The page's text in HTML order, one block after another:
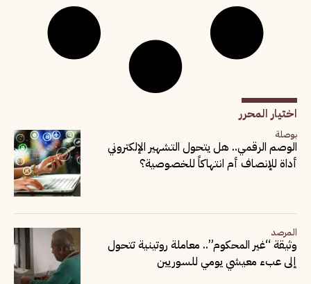
اختيار المحرر
بوصلة
الوصم الرقمي.. هل يتحول التشهير الإلكتروني
أداة للإنصاف أم انتهاكاً للخصوصية؟
المرصد
وثيقة “غير المحكوم”.. معاملة روتينية تتحول
إلى عبء معيشي يومي للسوريين